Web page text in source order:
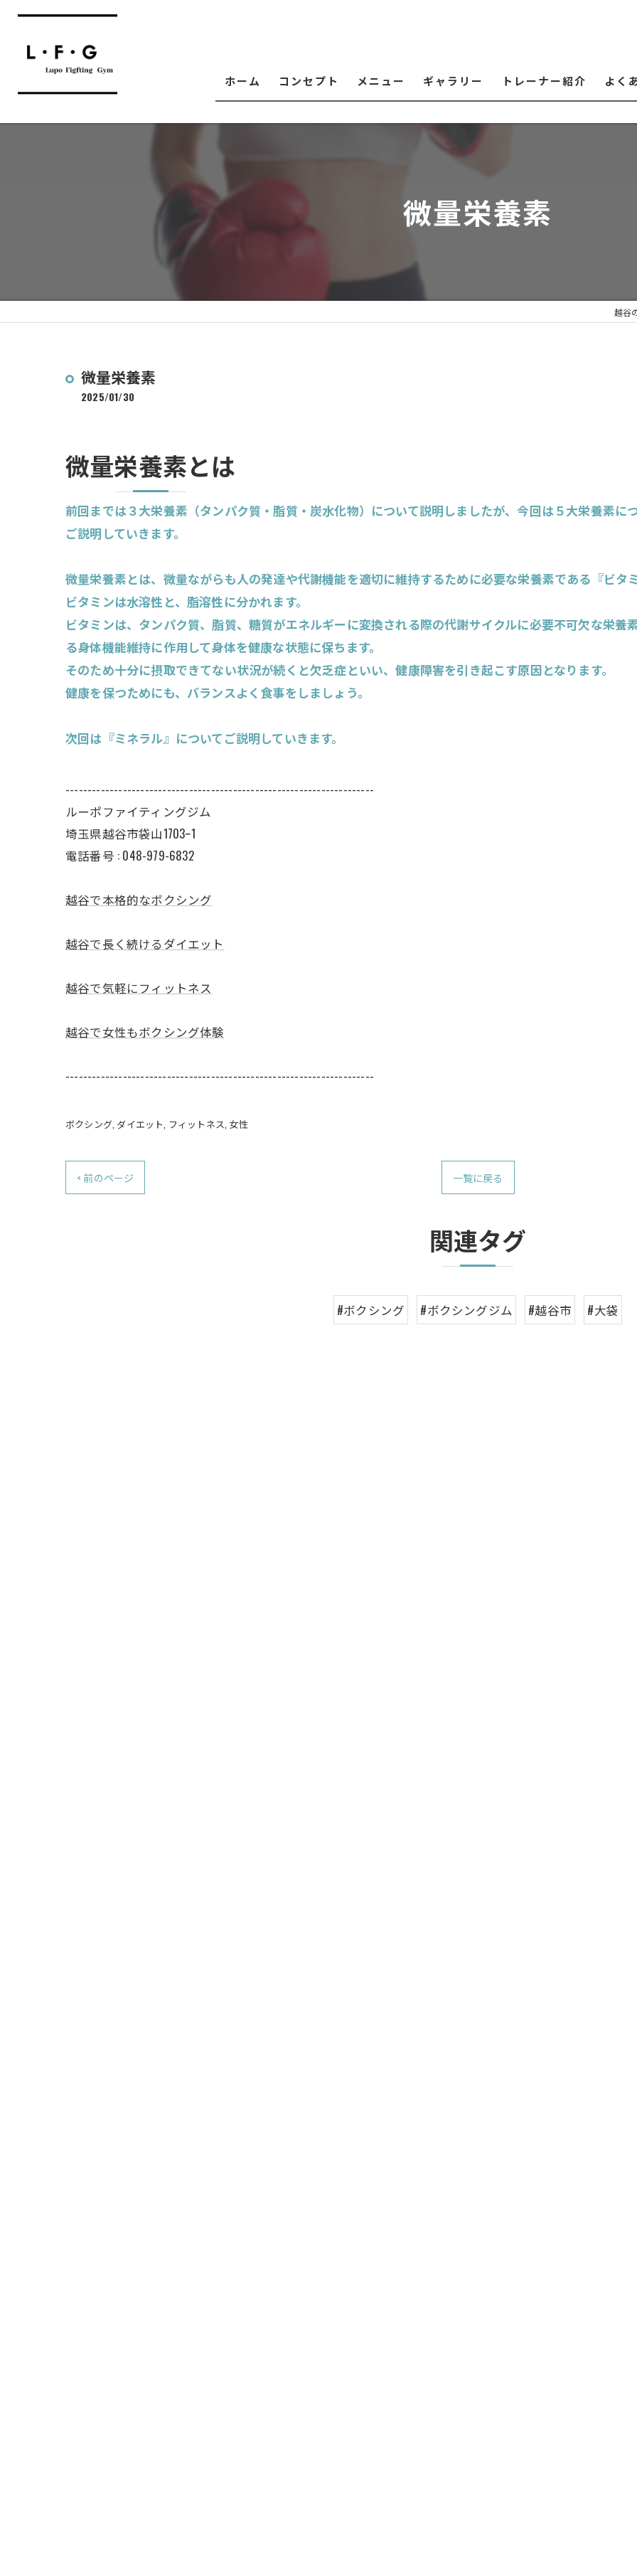
ホーム コンセプト メニュー ギャラリー トレーナー紹介 よく
微量栄養素
越谷
微量栄養素
2025/01/30
微量栄養素とは
前回までは３大栄養素（タンパク質・脂質・炭水化物）について説明しましたが、今回は５大栄養素に
ご説明していきます。
微量栄養素とは、微量ながらも人の発達や代謝機能を適切に維持するために必要な栄養素である『ビタ
ビタミンは水溶性と、脂溶性に分かれます。
ビタミンは、タンパク質、脂質、糖質がエネルギーに変換される際の代謝サイクルに必要不可欠な栄養
る身体機能維持に作用して身体を健康な状態に保ちます。
そのため十分に摂取できてない状況が続くと欠乏症といい、健康障害を引き起こす原因となります。
健康を保つためにも、バランスよく食事をしましょう。
次回は『ミネラル』についてご説明していきます。
----------------------------------------------------------------------
ルーポファイティングジム
埼玉県越谷市袋山1703ｰ1
電話番号 : 048-979-6832
越谷で本格的なボクシング
越谷で長く続けるダイエット
越谷で気軽にフィットネス
越谷で女性もボクシング体験
----------------------------------------------------------------------
ボクシング ダイエット フィットネス 女性
< 前のページ 一覧に戻る
関連タグ
#ボクシング #ボクシングジム #越谷市 #大袋